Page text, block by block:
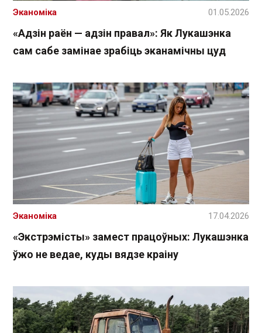
«Адзін раён — адзін правал»: Як Лукашэнка
сам сабе замінае зрабіць эканамічны цуд
Эканоміка 01.05.2026
«Экстрэмісты» замест працоўных: Лукашэнка
ўжо не ведае, куды вядзе краіну
Эканоміка 17.04.2026